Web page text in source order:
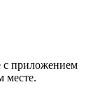
с приложением
месте.